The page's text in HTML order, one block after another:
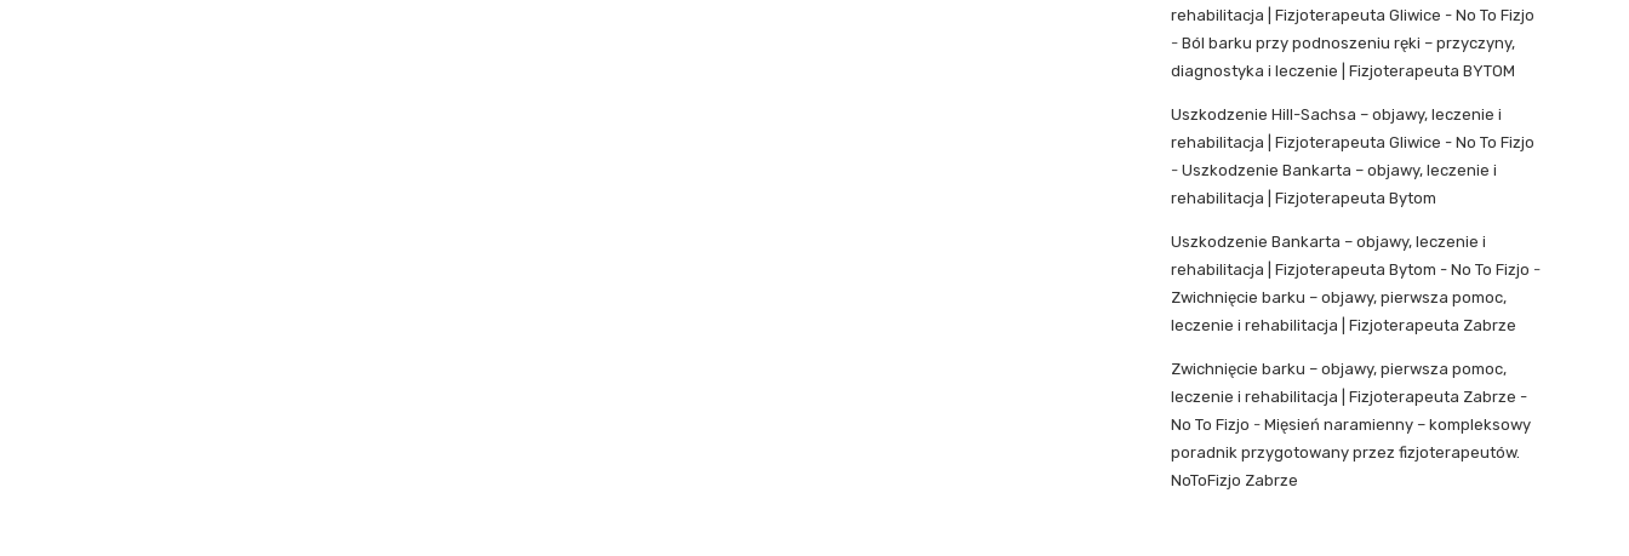
rehabilitacja | Fizjoterapeuta Gliwice - No To Fizjo
- Ból barku przy podnoszeniu ręki – przyczyny,
diagnostyka i leczenie | Fizjoterapeuta BYTOM
Uszkodzenie Hill-Sachsa – objawy, leczenie i
rehabilitacja | Fizjoterapeuta Gliwice - No To Fizjo
- Uszkodzenie Bankarta – objawy, leczenie i
rehabilitacja | Fizjoterapeuta Bytom
Uszkodzenie Bankarta – objawy, leczenie i
rehabilitacja | Fizjoterapeuta Bytom - No To Fizjo -
Zwichnięcie barku – objawy, pierwsza pomoc,
leczenie i rehabilitacja | Fizjoterapeuta Zabrze
Zwichnięcie barku – objawy, pierwsza pomoc,
leczenie i rehabilitacja | Fizjoterapeuta Zabrze -
No To Fizjo - Mięsień naramienny – kompleksowy
poradnik przygotowany przez fizjoterapeutów.
NoToFizjo Zabrze